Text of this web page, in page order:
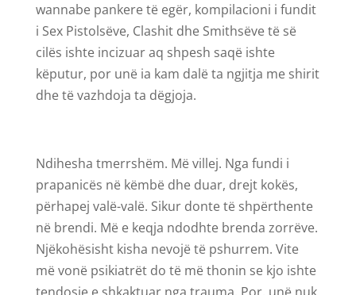
wannabe pankere të egër, kompilacioni i fundit
i Sex Pistolsëve, Clashit dhe Smithsëve të së
cilës ishte incizuar aq shpesh saqë ishte
këputur, por unë ia kam dalë ta ngjitja me shirit
dhe të vazhdoja ta dëgjoja.
Ndihesha tmerrshëm. Më villej. Nga fundi i
prapanicës në këmbë dhe duar, drejt kokës,
përhapej valë-valë. Sikur donte të shpërthente
në brendi. Më e keqja ndodhte brenda zorrëve.
Njëkohësisht kisha nevojë të pshurrem. Vite
më vonë psikiatrët do të më thonin se kjo ishte